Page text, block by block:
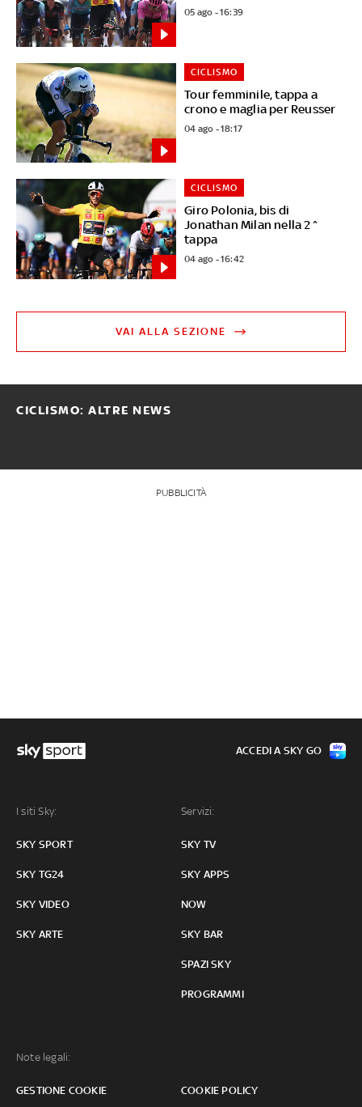
05 ago - 16:39
Tour femminile, tappa a
crono e maglia per Reusser
CICLISMO
04 ago - 18:17
Giro Polonia, bis di
Jonathan Milan nella 2^
tappa
CICLISMO
04 ago - 16:42
VAI ALLA SEZIONE
CICLISMO: ALTRE NEWS
PUBBLICITÀ
I siti Sky:
SKY SPORT
SKY TG24
SKY VIDEO
SKY ARTE
Servizi:
SKY TV
SKY APPS
NOW
SKY BAR
SPAZI SKY
PROGRAMMI
Note legali:
GESTIONE COOKIE COOKIE POLICY
ACCEDI A SKY GO